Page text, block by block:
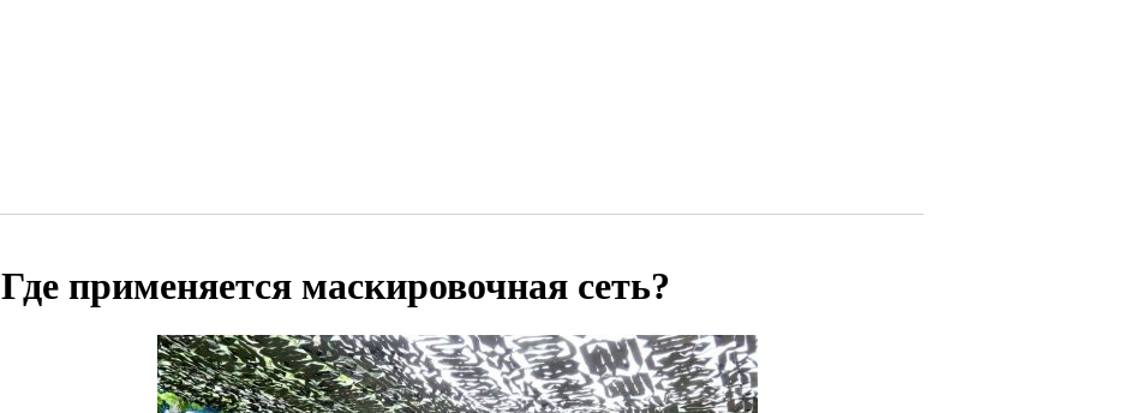
Где применяется маскировочная сеть?